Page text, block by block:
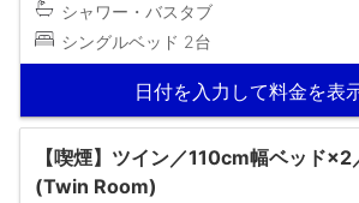
シャワー・バスタブ
シングルベッド 2台
日付を入力して料金を表
【喫煙】ツイン／110cm幅ベッド×2
(Twin Room)